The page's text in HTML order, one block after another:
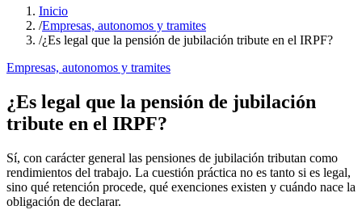
Inicio
/Empresas, autonomos y tramites
/¿Es legal que la pensión de jubilación tribute en el IRPF?
Empresas, autonomos y tramites
¿Es legal que la pensión de jubilación
tribute en el IRPF?
Sí, con carácter general las pensiones de jubilación tributan como
rendimientos del trabajo. La cuestión práctica no es tanto si es legal,
sino qué retención procede, qué exenciones existen y cuándo nace la
obligación de declarar.